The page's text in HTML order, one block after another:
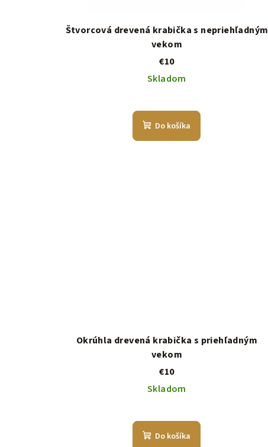
Štvorcová drevená krabička s nepriehľadným
vekom
€10
Skladom
Do košíka
Okrúhla drevená krabička s priehľadným
vekom
€10
Skladom
Do košíka